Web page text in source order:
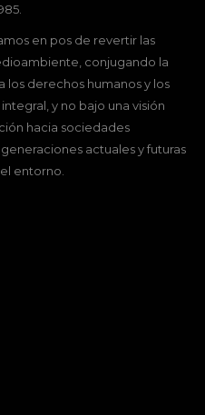
en pos de revertir las
conjugando la
derechos humanos y los
y no bajo una visión
hacia sociedades
actuales y futuras
entorno.